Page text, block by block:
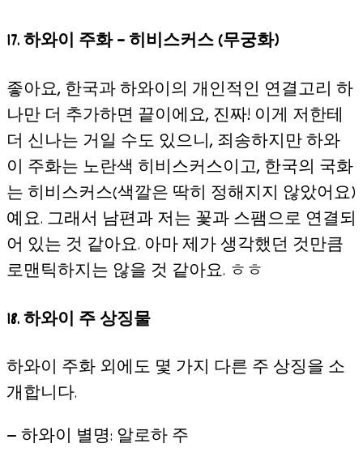
17. 하와이 주화 – 히비스커스 (무궁화)
좋아요, 한국과 하와이의 개인적인 연결고리 하
나만 더 추가하면 끝이에요, 진짜! 이게 저한테
더 신나는 거일 수도 있으니, 죄송하지만 하와
이 주화는 노란색 히비스커스이고, 한국의 국화
는 히비스커스(색깔은 딱히 정해지지 않았어요)
예요. 그래서 남편과 저는 꽃과 스팸으로 연결되
어 있는 것 같아요. 아마 제가 생각했던 것만큼
로맨틱하지는 않을 것 같아요. ㅎㅎ
18. 하와이 주 상징물
하와이 주화 외에도 몇 가지 다른 주 상징을 소
개합니다.
— 하와이 별명: 알로하 주